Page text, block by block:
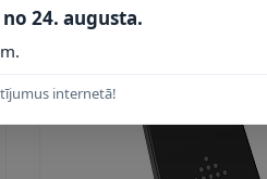
24. augusta.
internetā!